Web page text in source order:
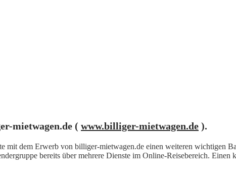
mietwagen.de ( www.billiger-mietwagen.de ).
mit dem Erwerb von billiger-mietwagen.de einen weiteren wichtigen
bereits über mehrere Dienste im Online-Reisebereich.